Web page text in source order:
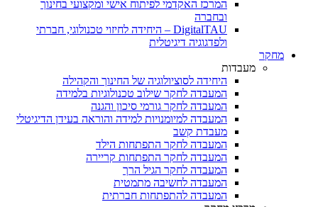
המרכז האקדמי לפיתוח אישי ומקצועי בחינוך
ובחברה
DigitalTAU – היחידה לחיזוי טכנולוגי, חברתי
ולפדגוגיה דיגיטלית
מחקר
מעבדות
היחידה לסוציולוגיה של החינוך והקהילה
המעבדה לחקר שילוב טכנולוגיות בלמידה
המעבדה לחקר גורמי סיכון והגנה
המעבדה למיומנויות למידה והוראה בעידן הדיגיטלי
מעבדת קשב
המעבדה לחקר התפתחות הילד
המעבדה לחקר התפתחות קריירה
המעבדה לחקר הגיל הרך
המעבדה לחשיבה מתמטית
המעבדה להתפתחות חברתית